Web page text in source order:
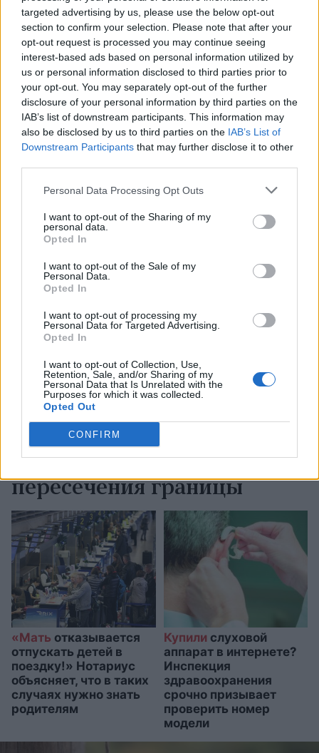
targeted advertising by us, please use the below opt-out
section to confirm your selection. Please note that after your
opt-out request is processed you may continue seeing
interest-based ads based on personal information utilized by
us or personal information disclosed to third parties prior to
your opt-out. You may separately opt-out of the further
disclosure of your personal information by third parties on the
IAB’s list of downstream participants. This information may
also be disclosed by us to third parties on the IAB’s List of
Downstream Participants that may further disclose it to other
Personal Data Processing Opt Outs
I want to opt-out of the Sharing of my
personal data.
Opted In
I want to opt-out of the Sale of my
Personal Data.
Opted In
I want to opt-out of processing my
Personal Data for Targeted Advertising.
Opted In
I want to opt-out of Collection, Use,
Retention, Sale, and/or Sharing of my
Personal Data that Is Unrelated with the
Purposes for which it was collected.
Opted Out
CONFIRM
может баллотироваться на выборах в
Сейм, объясняет адвокат
взгляд словно «просверливает»
других насквозь: 3 даты, в которые
рождённых часто считают пугающими
Читать другие новости
ВысказыванияДомбравы
вызывают тревогу:
Технологические
проблемы время от
времени могут возникать в
пересечения границы
«Мать отказывается
отпускать детей в
поездку!» Нотариус
объясняет, что в таких
случаях нужно знать
родителям
Купили слуховой
аппарат в интернете?
Инспекция
здравоохранения
срочно призывает
проверить номер
модели